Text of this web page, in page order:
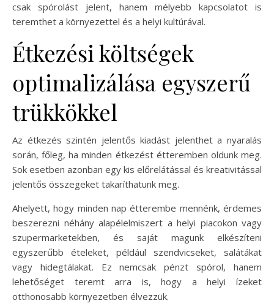
csak spórolást jelent, hanem mélyebb kapcsolatot is
teremthet a környezettel és a helyi kultúrával.
Étkezési költségek
optimalizálása egyszerű
trükkökkel
Az étkezés szintén jelentős kiadást jelenthet a nyaralás
során, főleg, ha minden étkezést étteremben oldunk meg.
Sok esetben azonban egy kis előrelátással és kreativitással
jelentős összegeket takaríthatunk meg.
Ahelyett, hogy minden nap étterembe mennénk, érdemes
beszerezni néhány alapélelmiszert a helyi piacokon vagy
szupermarketekben, és saját magunk elkészíteni
egyszerűbb ételeket, például szendvicseket, salátákat
vagy hidegtálakat. Ez nemcsak pénzt spórol, hanem
lehetőséget teremt arra is, hogy a helyi ízeket
otthonosabb környezetben élvezzük.